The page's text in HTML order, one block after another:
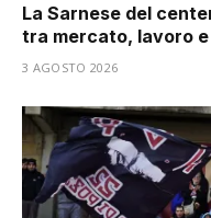
La Sarnese del
tra mercato, lavoro
3 AGOSTO 2026